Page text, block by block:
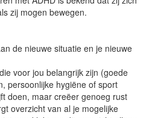
zij mogen bewegen.
de nieuwe situatie en je nieuwe
voor jou belangrijk zijn (goede
persoonlijke hygiëne of sport
doen, maar creëer genoeg rust
overzicht van al je mogelijke